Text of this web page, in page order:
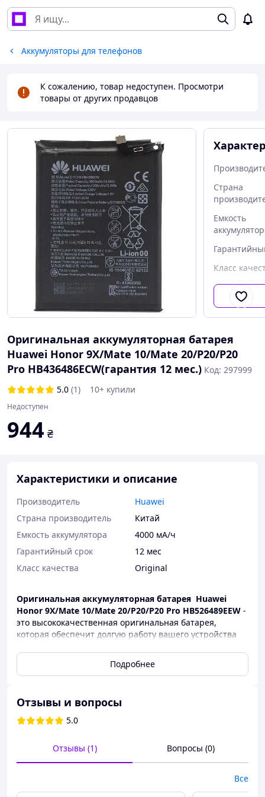
Аккумуляторы для телефонов
К сожалению, товар недоступен. Просмотри
товары от других продавцов
Страна
Емкость
Класс
Оригинальная аккумуляторная батарея
Huawei Honor 9X/Mate 10/Mate 20/P20/P20
Pro HB436486ECW(гарантия 12 мес.) Код: 297999
5.0 (1) 10+ купили
Недоступен
944 ₴
Характеристики и описание
Производитель
Huawei
Страна производитель
Китай
Емкость аккумулятора
4000 мА/ч
Гарантийный срок
12 мес
Класс качества
Original
Оригинальная аккумуляторная батарея Huawei
Honor 9X/Mate 10/Mate 20/P20/P20 Pro HB526489EEW -
это высококачественная оригинальная батарея,
которая обеспечит долгую работу вашего устройства
ёмкости,
аккумулятор к Huawei Honor 9X/Mate
10/Mate 20/P20/P20 Proгарантирует стабильную
Батарея Huawei Honor 9X/Mate 10/Mate 20/P20/P20
Pro Original - основные
- Оптимальная энергоэффективность, что позволяет
Подробнее
Отзывы и вопросы
5.0
Отзывы (1) Вопросы (0)
Все